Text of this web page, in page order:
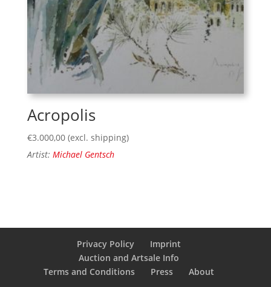
Acropolis
€3.000,00 (excl. shipping)
Artist: Michael Gentsch
Privacy Policy
Imprint
Auction and Artsale Info
Terms and Conditions
Press About